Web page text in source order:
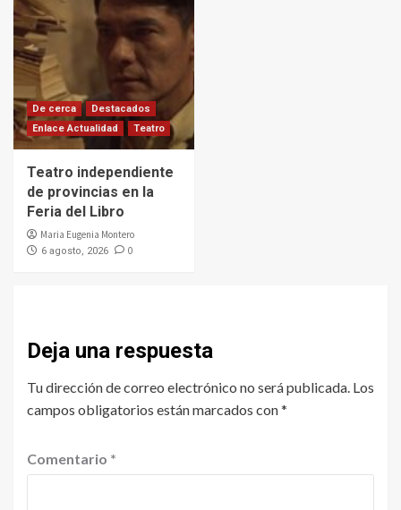
De cerca
Destacados
Enlace Actualidad
Teatro
Teatro independiente
de provincias en la
Feria del Libro
Maria Eugenia Montero
6 agosto, 2026 0
Deja una respuesta
Tu dirección de correo electrónico no será publicada. Los
campos obligatorios están marcados con*
Comentario *